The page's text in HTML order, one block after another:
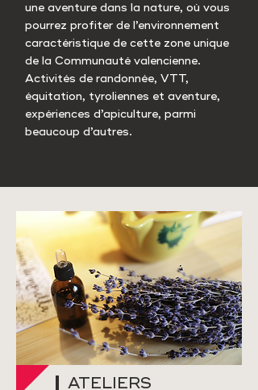
une aventure dans la nature, où vous
pourrez profiter de l’environnement
caractéristique de cette zone unique
de la Communauté valencienne.
Activités de randonnée, VTT,
équitation, tyroliennes et aventure,
expériences d’apiculture, parmi
beaucoup d’autres.
ATELIERS